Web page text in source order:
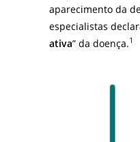
aparecimento da
especialistas
ativa” da doença.1